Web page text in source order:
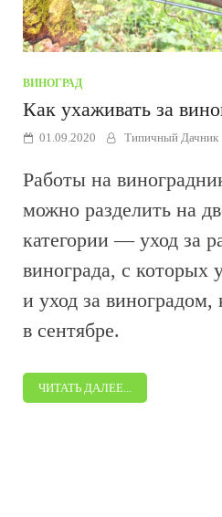
ВИНОГРАД
Как ухаживать за
01.09.2020 Типичный Дачник
Работы на
можно разделить на
категории — уход за
винограда, с которых
и уход за виноградом,
в сентябре.
ЧИТАТЬ ДАЛЕЕ...